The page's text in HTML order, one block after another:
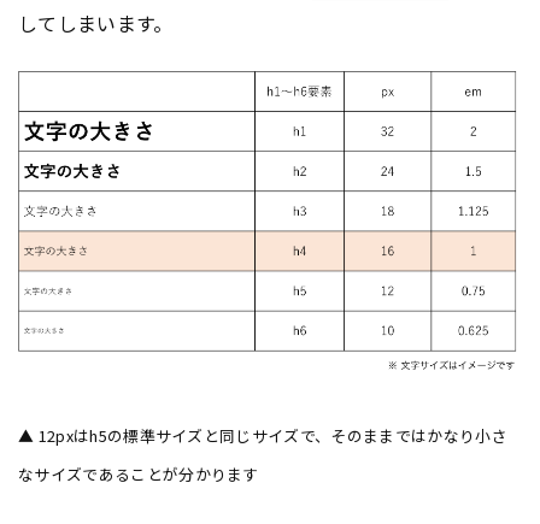
してしまいます。
▲ 12pxはh5の標準サイズと同じサイズで、そのままではかなり小さ
なサイズであることが分かります